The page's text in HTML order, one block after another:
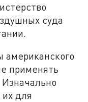
суда
американского
применять
для